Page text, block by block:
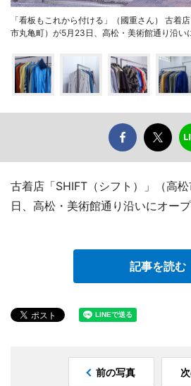
「看板もこれから付ける」（國重さん） 古着
市丸亀町）が5月23日、高松・美術館通り沿い
古着店「SHIFT（シフト）」（高
日、高松・美術館通り沿いにオープ
記事を読む
前の写真